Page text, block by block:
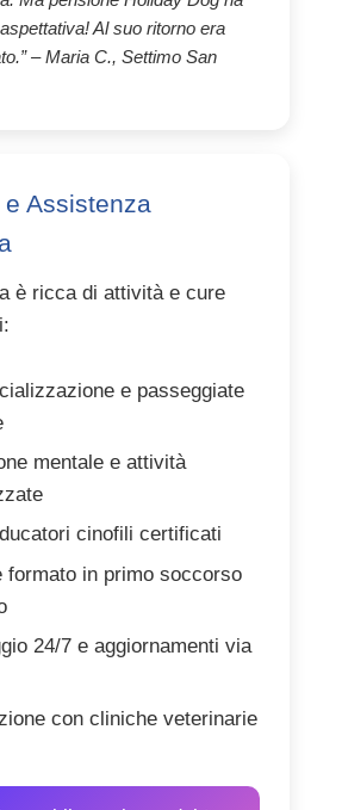
Al suo ritorno era
– Maria C., Settimo San
Assistenza
è ricca di attività e cure
e passeggiate
mentale e attività
cinofili certificati
formato in primo soccorso
24/7 e aggiornamenti via
con cliniche veterinarie